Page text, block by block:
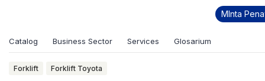
MInta
Catalog Business Sector Services Glosarium
supplier forklift bandung
Forklift Forklift Toyota